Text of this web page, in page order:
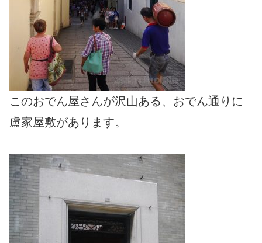
このおでん屋さんが沢山ある、おでん通りに
盧家屋敷があります。